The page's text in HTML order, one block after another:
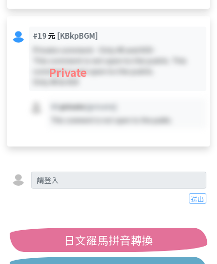
#19元 [KBkpBGM]
Private comment - Only #0 and #19 -
This comment is not open to the public. This
comment is not open to the public.
Private
private [private]
This comment is not open to the public.
送出
日文羅馬拼音轉換